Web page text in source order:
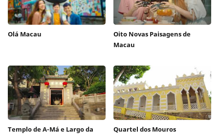
Olá Macau
Oito Novas Paisagens de
Macau
Templo de A-Má e Largo da
Quartel dos Mouros